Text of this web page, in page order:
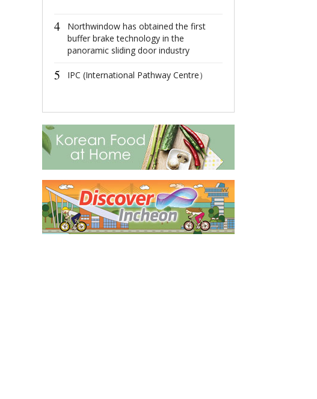
4
Northwindow has obtained the first
buffer brake technology in the
panoramic sliding door industry
5 IPC (International Pathway Centre）